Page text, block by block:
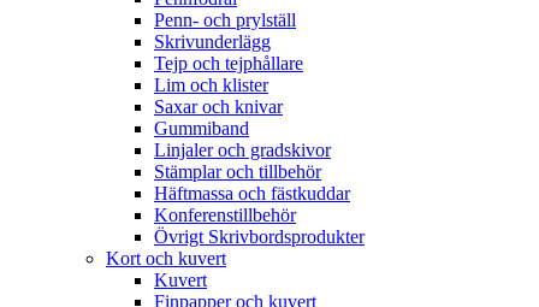
Penn- och prylställ
Skrivunderlägg
Tejp och tejphållare
Lim och klister
Saxar och knivar
Gummiband
Linjaler och gradskivor
Stämplar och tillbehör
Häftmassa och fästkuddar
Konferenstillbehör
Övrigt Skrivbordsprodukter
Kort och kuvert
Kuvert
Finpapper och kuvert